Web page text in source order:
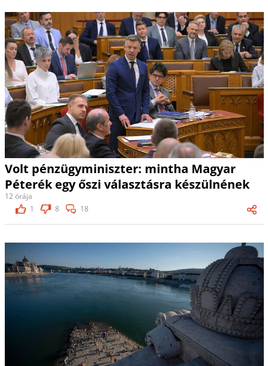
Volt pénzügyminiszter: mintha Magyar
Péterék egy őszi választásra készülnének
12 órája
1
8 18